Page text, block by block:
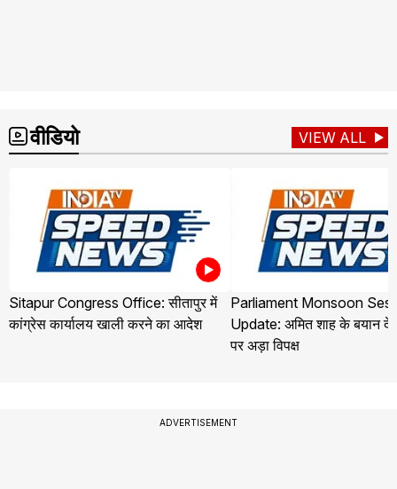
वीडियो VIEW ALL
Sitapur Congress Office: सीतापुर में
कांग्रेस कार्यालय खाली करने का आदेश
Parliament Monsoon
Update: अमित शाह के बयान
पर अड़ा विपक्ष
ADVERTISEMENT